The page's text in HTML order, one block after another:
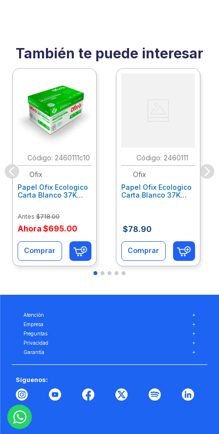
También te puede interesar
: 2460111c10
Ofix
Papel Ofix Ecologico
Carta Blanco 37K
Antes $718.00
Ahora $695.00
Comprar
: 2460111
Ofix
Papel Ofix Ecologico
Carta Blanco 37K
$78.90
Comprar
Atención
+
Empresa
+
Preguntas
+
Privacidad
+
Garantía
+
Síguenos: